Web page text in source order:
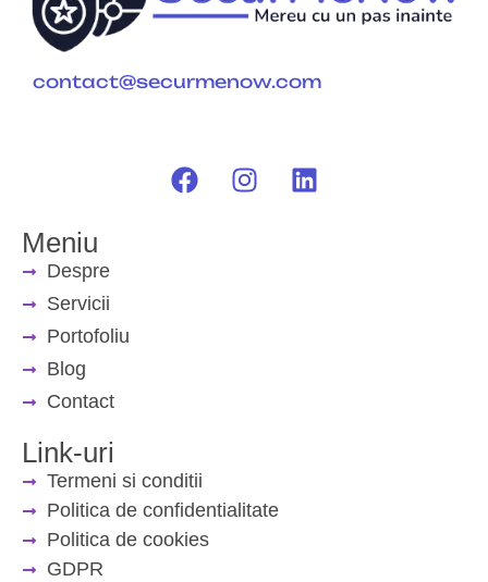
contact@securmenow.com
Meniu
Despre
Servicii
Portofoliu
Blog
Contact
Link-uri
Termeni si conditii
Politica de confidentialitate
Politica de cookies
GDPR